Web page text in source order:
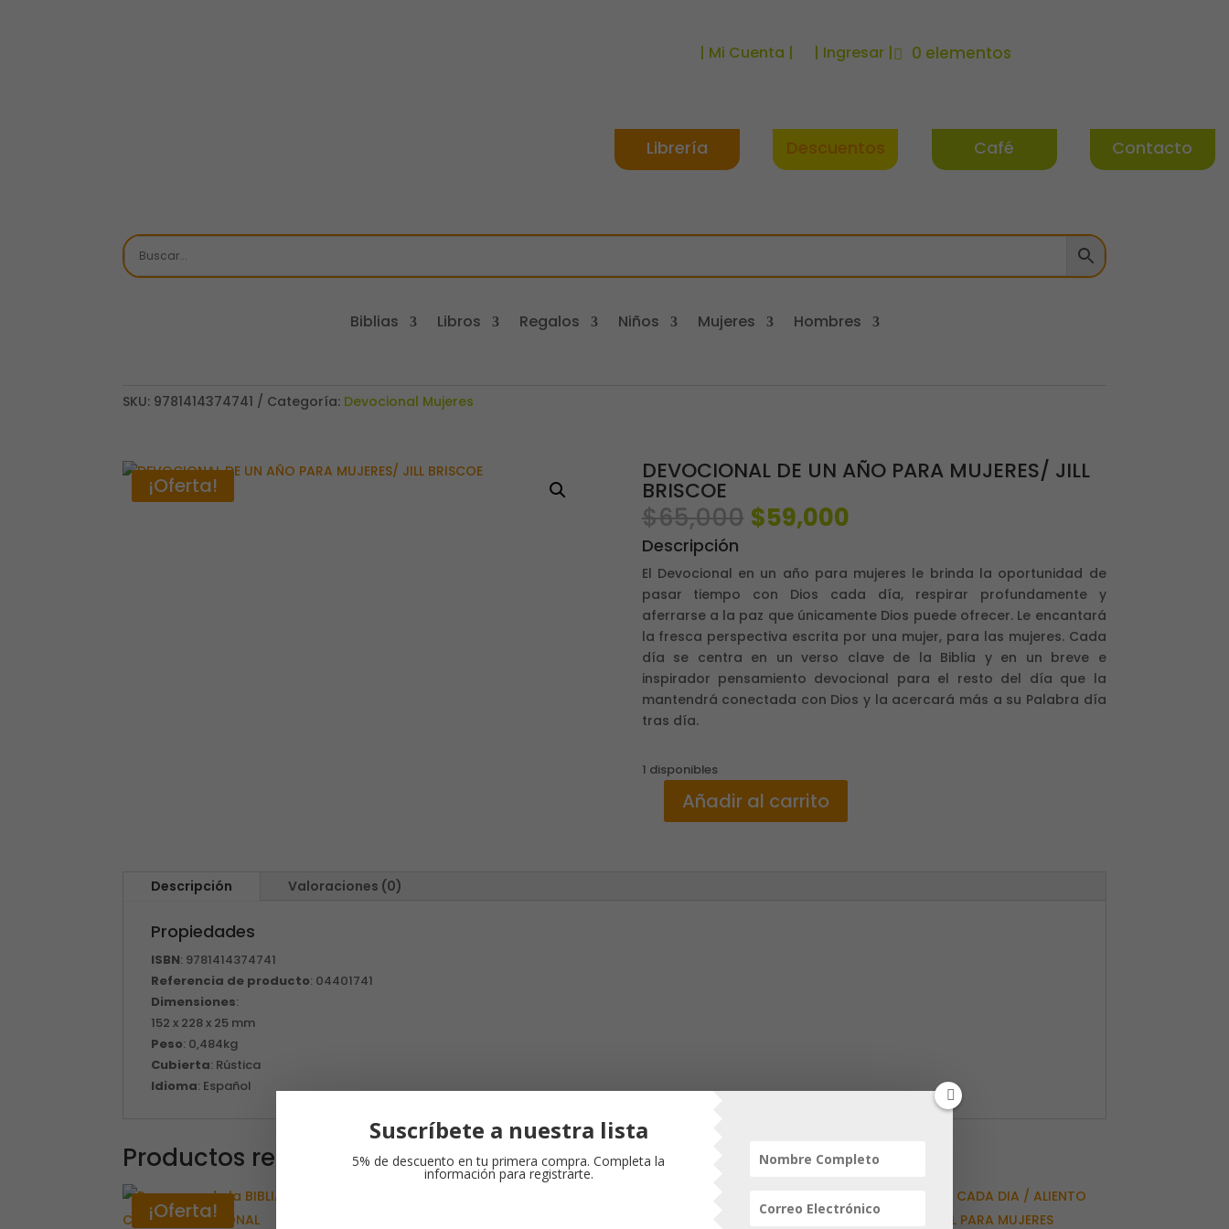
| Mi Cuenta | | Ingresar | 0 elementos
Librería Descuentos Café Contacto
Biblias Libros Regalos Niños Mujeres Hombres
SKU: 9781414374741 Categoría: Devocional Mujeres
¡Oferta!
DEVOCIONAL DE UN AÑO PARA MUJERES/ JILL
BRISCOE
$65,000 El
precio
original
era:
$65,000.
$59,000El
actual
es:
$59,000.
Descripción
El Devocional en un año para mujeres le brinda la oportunidad de
pasar tiempo con Dios cada día, respirar profundamente y
aferrarse a la paz que únicamente Dios puede ofrecer. Le encantará
la fresca perspectiva escrita por una mujer, para las mujeres. Cada
día se centra en un verso clave de la Biblia y en un breve e
inspirador pensamiento devocional para el resto del día que la
mantendrá conectada con Dios y la acercará más a su Palabra día
tras día.
1 disponibles
DEVOCIONAL
Añadir al carrito
Descripción Valoraciones (0)
Propiedades
ISBN: 9781414374741
Referencia de producto: 04401741
Dimensiones:
152 x 228 x 25 mm
Peso: 0,484kg
Cubierta: Rústica
Idioma: Español
Productos relacionados
¡Oferta!
Suscríbete a nuestra lista
5% de descuento en tu primera compra. Completa la
información para registrarte.